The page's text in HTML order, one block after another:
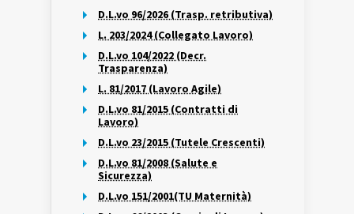
D.L.vo 96/2026 (Trasp. retributiva)
L. 203/2024 (Collegato Lavoro)
D.L.vo 104/2022 (Decr.
Trasparenza)
L. 81/2017 (Lavoro Agile)
D.L.vo 81/2015 (Contratti di
Lavoro)
D.L.vo 23/2015 (Tutele Crescenti)
D.L.vo 81/2008 (Salute e
Sicurezza)
D.L.vo 151/2001(TU Maternità)